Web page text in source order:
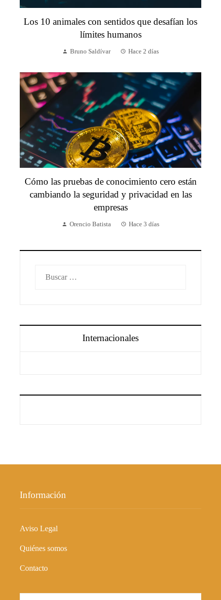
Los 10 animales con sentidos que desafían los
límites humanos
Bruno Saldívar Hace 2 días
Cómo las pruebas de conocimiento cero están
cambiando la seguridad y privacidad en las
empresas
Orencio Batista Hace 3 días
Internacionales
Información
Aviso Legal
Quiénes somos
Contacto